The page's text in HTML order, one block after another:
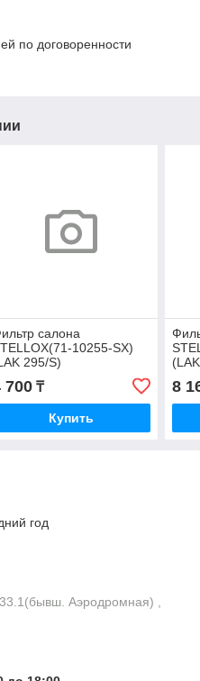
по договоренности
салона
10255-SX)
295/S)
700₸
Купить
8
год
Аэродромная) ,